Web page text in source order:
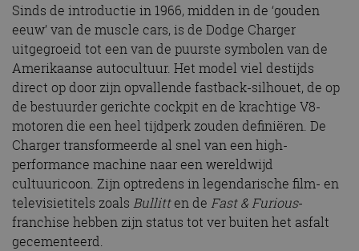
Sinds de introductie in 1966, midden in de ‘gouden
eeuw’ van de muscle cars, is de Dodge Charger
uitgegroeid tot een van de puurste symbolen van de
Amerikaanse autocultuur. Het model viel destijds
direct op door zijn opvallende fastback-silhouet, de op
de bestuurder gerichte cockpit en de krachtige V8-
motoren die een heel tijdperk zouden definiëren. De
Charger transformeerde al snel van een high-
performance machine naar een wereldwijd
cultuuricoon. Zijn optredens in legendarische film- en
televisietitels zoals Bullitten de Fast & Furious-
franchise hebben zijn status tot ver buiten het asfalt
gecementeerd.